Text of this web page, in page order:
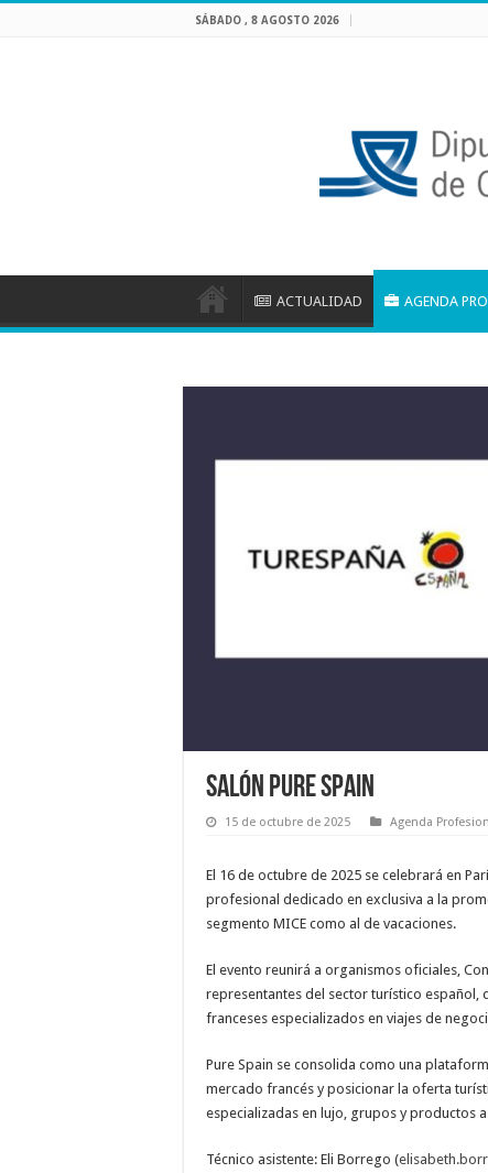
SÁBADO , 8 AGOSTO 2026
ACTUALIDAD AGENDA
Salón Pure Spain
15 de octubre de 2025 Agenda
El 16 de octubre de 2025 se celebrará en
profesional dedicado en exclusiva a la
segmento MICE como al de vacaciones.
El evento reunirá a organismos oficiales,
representantes del sector turístico español,
franceses especializados en viajes de
Pure Spain se consolida como una
mercado francés y posicionar la oferta
especializadas en lujo, grupos y productos
Técnico asistente: Eli Borrego (